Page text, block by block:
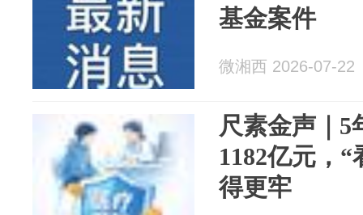
基金案件
微湘西 2026-07-22
尺素金声｜5
1182亿元，
得更牢